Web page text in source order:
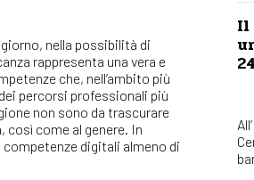
nella possibilità di
rappresenta una vera e
che, nell’ambito più
percorsi professionali più
non sono da trascurare
così come al genere. In
digitali almeno di
Il